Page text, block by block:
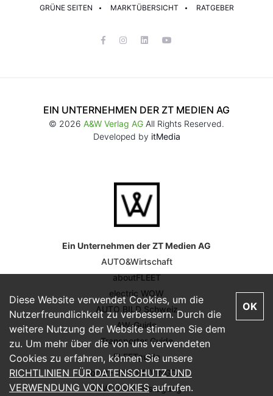
Diese Website verwendet Cookies, um die
Nutzerfreundlichkeit zu verbessern. Durch die
weitere Nutzung der Website stimmen Sie dem
zu. Um mehr über die von uns verwendeten
Cookies zu erfahren, können Sie unsere
RICHTLINIEN FÜR DATENSCHUTZ UND
VERWENDUNG VON COOKIESaufrufen.
OK
GRÜNE SEITEN
MARKTÜBERSICHT RATGEBER
EIN UNTERNEHMEN DER ZT MEDIEN AG
© 2026 A&W Verlag AG All Rights Reserved.
Developed by itMedia
Ein Unternehmen der ZT Medien AG
AUTO&Wirtschaft
aboutFLEET
electric WOW
AUTO BILD Schweiz
AW-Guide
Transporter Guide
FLEETguide
aboutFLEET DRIVINGDAY
A&W Mobilitätstagung